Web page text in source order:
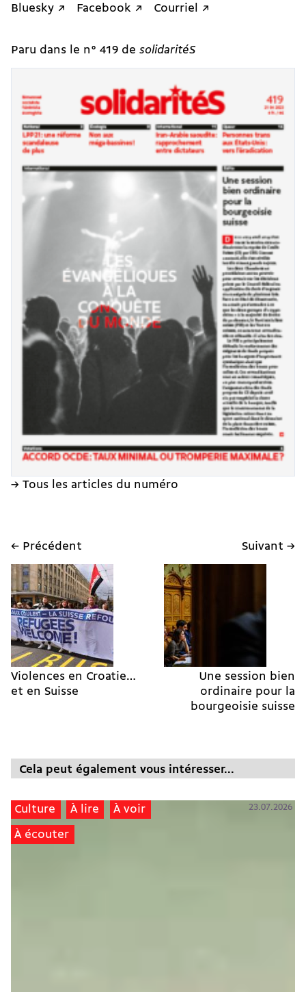
Bluesky ↗
Facebook ↗ Courriel ↗
Paru dans le n° 419 de solidaritéS
→ Tous les articles du numéro
← Précédent
Violences en Croatie…
et en Suisse
Suivant →
Une session bien
ordinaire pour la
bourgeoisie suisse
Cela peut également vous intéresser...
Culture À lire À voir
À écouter
23.07.2026